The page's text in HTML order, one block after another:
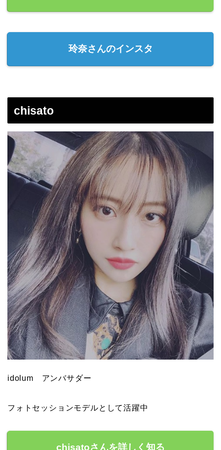
玲奈さんのインスタ
chisato
idolum アンバサダー
フォトセッションモデルとして活躍中
chisatoさんを詳しく知る